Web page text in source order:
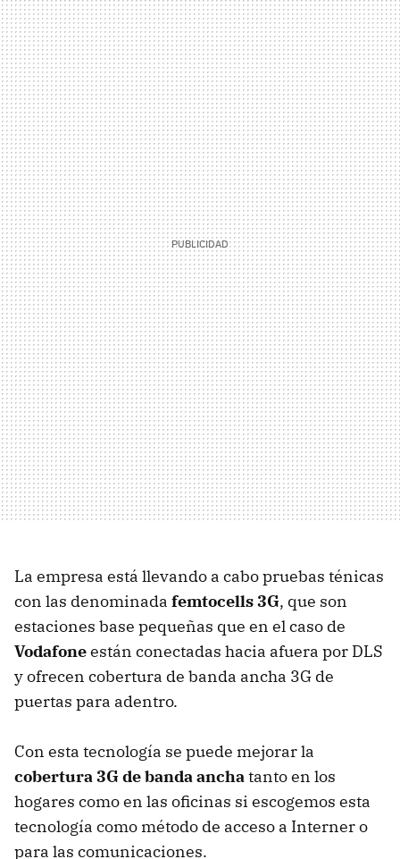
La empresa está llevando a cabo pruebas ténicas
con las denominada femtocells 3G, que son
estaciones base pequeñas que en el caso de
Vodafoneestán conectadas hacia afuera por DLS
y ofrecen cobertura de banda ancha 3G de
puertas para adentro.
Con esta tecnología se puede mejorar la
cobertura 3G de banda anchatanto en los
hogares como en las oficinas si escogemos esta
tecnología como método de acceso a Interner o
para las comunicaciones.